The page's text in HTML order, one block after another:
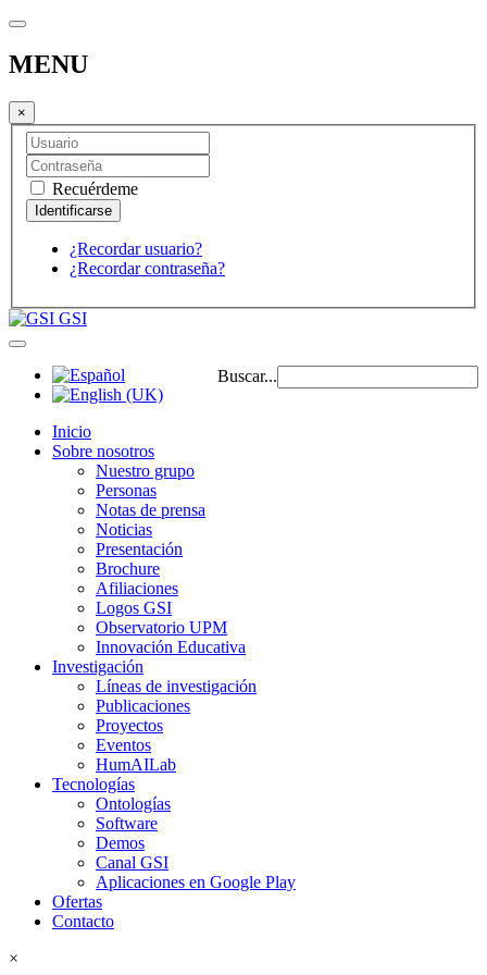
MENU
×
Recuérdeme
¿Recordar usuario?
¿Recordar contraseña?
GSI
Buscar...
Inicio
Sobre nosotros
Nuestro grupo
Personas
Notas de prensa
Noticias
Presentación
Brochure
Afiliaciones
Logos GSI
Observatorio UPM
Innovación Educativa
Investigación
Líneas de investigación
Publicaciones
Proyectos
Eventos
HumAILab
Tecnologías
Ontologías
Software
Demos
Canal GSI
Aplicaciones en Google Play
Ofertas
Contacto
×